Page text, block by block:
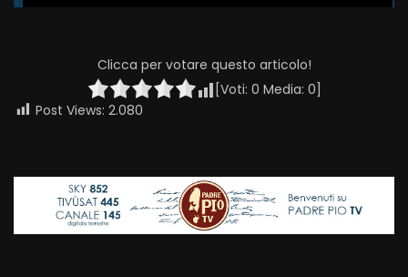
Clicca per votare questo articolo!
[Voti: 0 Media: 0]
Post Views: 2.080